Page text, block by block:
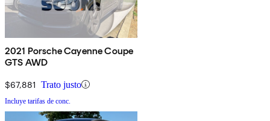
2021 Porsche Cayenne Coupe
GTS AWD
$67,881 Trato justo
Incluye tarifas de conc.